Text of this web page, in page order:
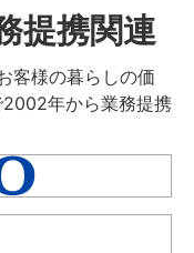
提携関連
客様の暮らしの価
年から業務提携